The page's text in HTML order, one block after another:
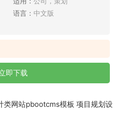
语言： 中文版
即下载
类网站pbootcms模板 项目规划设